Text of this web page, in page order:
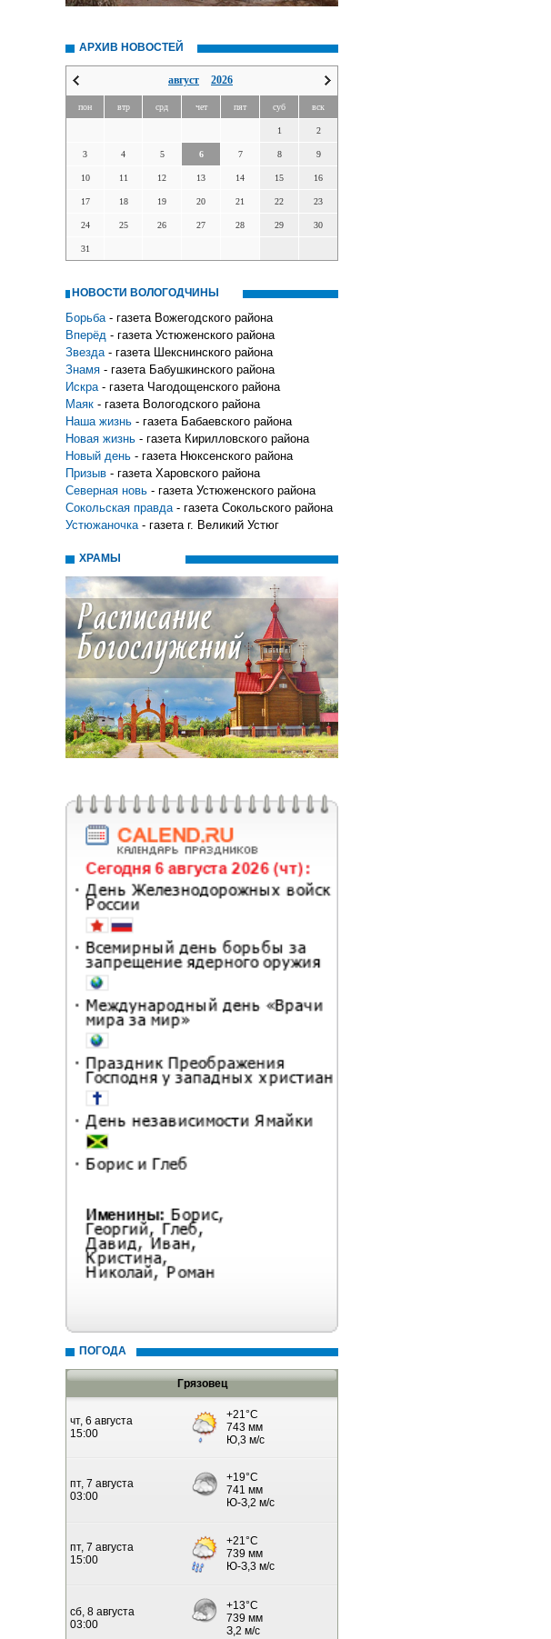
АРХИВ НОВОСТЕЙ
август 2026
пон втр срд чет пят суб вск
1 2
3 4 5 6 7 8 9
10 11 12 13 14 15 16
17 18 19 20 21 22 23
24 25 26 27 28 29 30
31
НОВОСТИ ВОЛОГОДЧИНЫ
Борьба - газета Вожегодского района
Вперёд - газета Устюженского района
Звезда - газета Шекснинского района
Знамя - газета Бабушкинского района
Искра - газета Чагодощенского района
Маяк - газета Вологодского района
Наша жизнь - газета Бабаевского района
Новая жизнь - газета Кирилловского района
Новый день - газета Нюксенского района
Призыв - газета Харовского района
Северная новь - газета Устюженского района
Сокольская правда - газета Сокольского района
Устюжаночка - газета г. Великий Устюг
ХРАМЫ
ПОГОДА
Грязовец